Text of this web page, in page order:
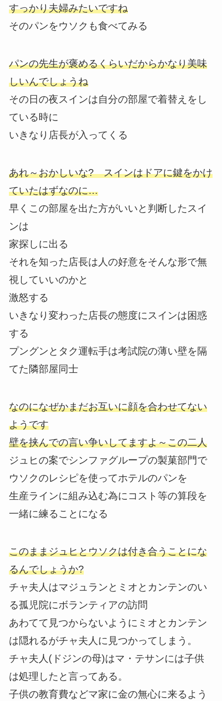
すっかり夫婦みたいですね
そのパンをウソクも食べてみる
パンの先生が褒めるくらいだからかなり美味
しいんでしょうね
その日の夜スインは自分の部屋で着替えをし
ている時に
いきなり店長が入ってくる
あれ～おかしいな? スインはドアに鍵をかけ
ていたはずなのに…
早くこの部屋を出た方がいいと判断したスイ
ンは
家探しに出る
それを知った店長は人の好意をそんな形で無
視していいのかと
激怒する
いきなり変わった店長の態度にスインは困惑
する
プングンとタク運転手は考試院の薄い壁を隔
てた隣部屋同士
なのになぜかまだお互いに顔を合わせてない
ようです
壁を挟んでの言い争いしてますよ～この二人
ジュヒの案でシンファグループの製菓部門で
ウソクのレシピを使ってホテルのパンを
生産ラインに組み込む為にコスト等の算段を
一緒に練ることになる
このままジュヒとウソクは付き合うことにな
るんでしょうか?
チャ夫人はマジュランとミオとカンテンのい
る孤児院にボランティアの訪問
あわてて見つからないようにミオとカンテン
は隠れるがチャ夫人に見つかってしまう。
チャ夫人(ドジンの母)はマ・テサンには子供
は処理したと言ってある。
子供の教育費などマ家に金の無心に来るよう